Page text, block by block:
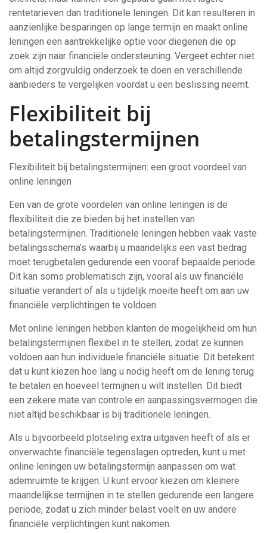
rentetarieven dan traditionele leningen. Dit kan resulteren in
aanzienlijke besparingen op lange termijn en maakt online
leningen een aantrekkelijke optie voor diegenen die op
zoek zijn naar financiële ondersteuning. Vergeet echter niet
om altijd zorgvuldig onderzoek te doen en verschillende
aanbieders te vergelijken voordat u een beslissing neemt.
Flexibiliteit bij
betalingstermijnen
Flexibiliteit bij betalingstermijnen: een groot voordeel van
online leningen
Een van de grote voordelen van online leningen is de
flexibiliteit die ze bieden bij het instellen van
betalingstermijnen. Traditionele leningen hebben vaak vaste
betalingsschema’s waarbij u maandelijks een vast bedrag
moet terugbetalen gedurende een vooraf bepaalde periode.
Dit kan soms problematisch zijn, vooral als uw financiële
situatie verandert of als u tijdelijk moeite heeft om aan uw
financiële verplichtingen te voldoen.
Met online leningen hebben klanten de mogelijkheid om hun
betalingstermijnen flexibel in te stellen, zodat ze kunnen
voldoen aan hun individuele financiële situatie. Dit betekent
dat u kunt kiezen hoe lang u nodig heeft om de lening terug
te betalen en hoeveel termijnen u wilt instellen. Dit biedt
een zekere mate van controle en aanpassingsvermogen die
niet altijd beschikbaar is bij traditionele leningen.
Als u bijvoorbeeld plotseling extra uitgaven heeft of als er
onverwachte financiële tegenslagen optreden, kunt u met
online leningen uw betalingstermijn aanpassen om wat
ademruimte te krijgen. U kunt ervoor kiezen om kleinere
maandelijkse termijnen in te stellen gedurende een langere
periode, zodat u zich minder belast voelt en uw andere
financiële verplichtingen kunt nakomen.